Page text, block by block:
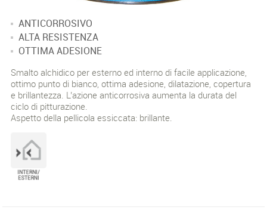
ANTICORROSIVO
ALTA RESISTENZA
OTTIMA ADESIONE
Smalto alchidico per esterno ed interno di facile applicazione,
ottimo punto di bianco, ottima adesione, dilatazione, copertura
e brillantezza. L’azione anticorrosiva aumenta la durata del
ciclo di pitturazione.
Aspetto della pellicola essiccata: brillante.